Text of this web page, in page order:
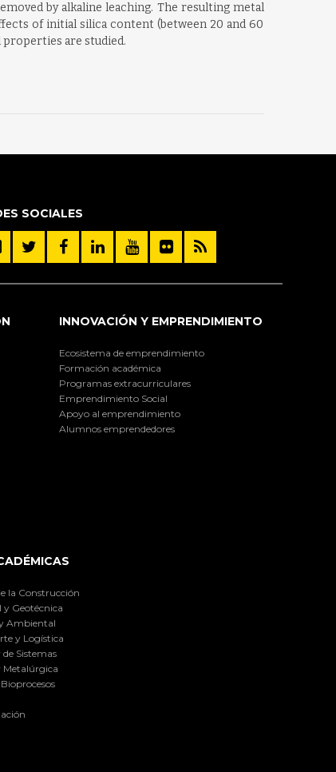
by alkaline leaching. The resulting metal
of initial silica content (between 20 and 60
properties are studied.
SOCIALES
INNOVACIÓN Y EMPRENDIMIENTO
Ecosistema de emprendimiento
Formación académica
Programas extracurriculares
Emprendimiento Social
Apoyo al emprendimiento
Alumnos emprendedores
la Construcción
Geotécnica
Ambiental
y Logística
Sistemas
Metalúrgica